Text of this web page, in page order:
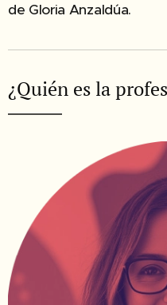
de Gloria Anzaldúa.
¿Quién es la